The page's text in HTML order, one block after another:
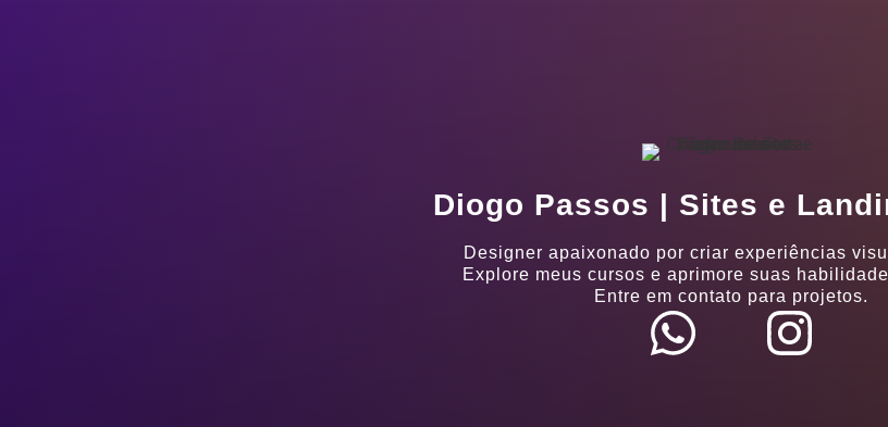
Diogo Passos | Sites e
Designer apaixonado por criar experiências
Explore meus cursos e aprimore suas
Entre em contato para projetos.